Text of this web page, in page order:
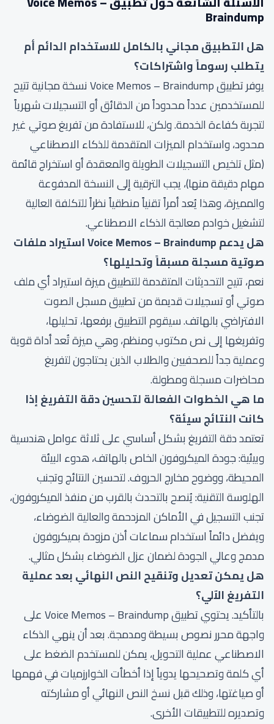
Braindump
هل التطبيق مجاني بالكامل للاستخدام الدائم أم
يتطلب رسوماً واشتراكات؟
يوفر تطبيق Voice Memos – Braindump نسخة مجانية تتيح
للمستخدمين عدداً محدوداً من الدقائق أو التسجيلات شهرياً
لتجربة كفاءة الخدمة. ولكن، للاستفادة من تفريغ صوتي غير
محدود، واستخدام الميزات المتقدمة للذكاء الاصطناعي
(مثل تلخيص التسجيلات الطويلة والمعقدة أو استخراج قائمة
مهام دقيقة منها)، يجب الترقية إلى النسخة المدفوعة
والمميزة، وهذا يُعد أمراً تقنياً منطقياً نظراً للتكلفة العالية
لتشغيل خوادم معالجة الذكاء الاصطناعي.
هل يدعم Voice Memos – Braindump استيراد ملفات
صوتية مسجلة مسبقاً وتحليلها؟
نعم، تتيح التحديثات المتقدمة للتطبيق ميزة استيراد أي ملف
صوتي أو تسجيلات قديمة من تطبيق مسجل الصوت
الافتراضي بالهاتف. سيقوم التطبيق برفعها، تحليلها،
وتفريغها إلى نص مكتوب ومنظم، وهي ميزة تُعد أداة قوية
وعملية جداً للصحفيين والطلاب الذين يحتاجون لتفريغ
محاضرات مسجلة ومطولة.
ما هي الخطوات الفعالة لتحسين دقة التفريغ إذا
كانت النتائج سيئة؟
تعتمد دقة التفريغ بشكل أساسي على ثلاثة عوامل هندسية
وبيئية: جودة الميكروفون الخاص بالهاتف، هدوء البيئة
المحيطة، ووضوح مخارج الحروف. لتحسين النتائج وتجنب
الهلوسة التقنية: يُنصح بالتحدث بالقرب من منفذ الميكروفون،
تجنب التسجيل في الأماكن المزدحمة والعالية الضوضاء،
ويفضل دائماً استخدام سماعات أذن مزودة بميكروفون
مدمج وعالي الجودة لضمان عزل الضوضاء بشكل مثالي.
هل يمكن تعديل وتنقيح النص النهائي بعد عملية
التفريغ الآلي؟
بالتأكيد. يحتوي تطبيق Voice Memos – Braindump على
واجهة محرر نصوص بسيطة ومدمجة. بعد أن ينهي الذكاء
الاصطناعي عملية التحويل، يمكن للمستخدم الضغط على
أي كلمة وتصحيحها يدوياً إذا أخطأت الخوارزميات في فهمها
أو صياغتها، وذلك قبل نسخ النص النهائي أو مشاركته
وتصديره للتطبيقات الأخرى.